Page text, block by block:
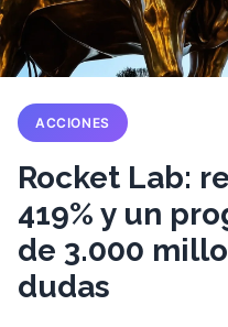
ACCIONES
Rocket Lab:
419% y un
de 3.000
dudas